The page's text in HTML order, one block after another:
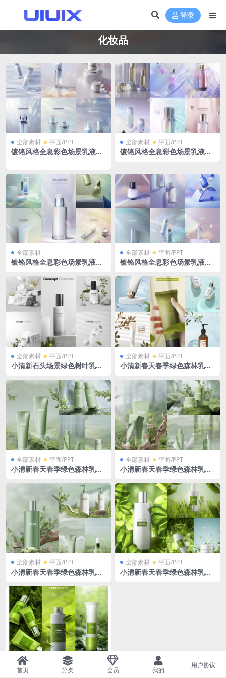
登录
化妆品
全部素材 平面/PPT
镀铬风格全息彩色场景乳液化
全部素材 平面/PPT
镀铬风格全息彩色场景乳液化
全部素材
镀铬风格全息彩色场景乳液化
图PSD格式
全部素材 平面/PPT
镀铬风格全息彩色场景乳液化
图PSD格式
全部素材 平面/PPT
小清新石头场景绿色树叶乳液
果图PSD格式
全部素材 平面/PPT
小清新春天春季绿色森林乳液
式
全部素材 平面/PPT
小清新春天春季绿色森林乳液
式
全部素材 平面/PPT
小清新春天春季绿色森林乳液
式
全部素材 平面/PPT
小清新春天春季绿色森林乳液
式
全部素材 平面/PPT
小清新春天春季绿色森林乳液
全部素材 平面/PPT
小清新春天春季绿色森林乳液
首页 分类 会员 我的
用户协议